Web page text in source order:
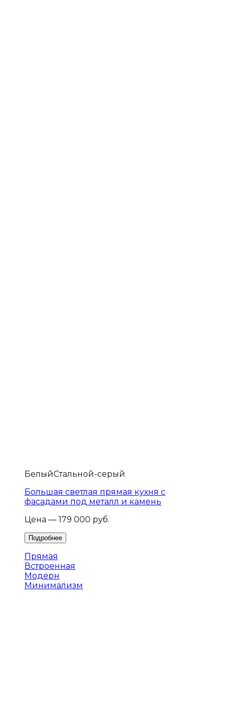
БелыйСтальной-серый
Большая светлая прямая кухня с
фасадами под металл и камень
Цена — 179 000 руб.
Прямая
Встроенная
Модерн
Минимализм